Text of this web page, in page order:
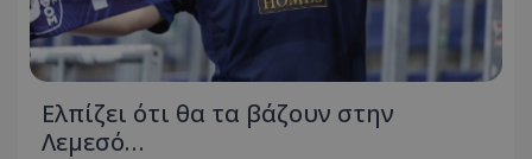
Ελπίζει ότι θα τα βάζουν στην
Λεμεσό…